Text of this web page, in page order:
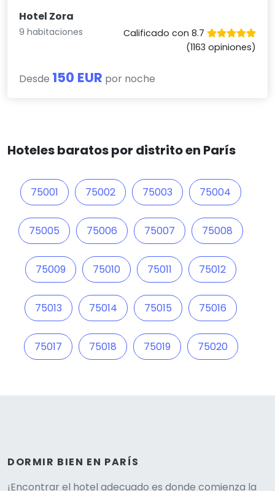
Hotel Zora
9 habitaciones
Calificado con 8.7
(1163 opiniones)
Desde 150 EUR por noche
Hoteles baratos por distrito en París
75001 75002 75003 75004
75005 75006 75007 75008
75009 75010 75011 75012
75013 75014 75015 75016
75017 75018 75019 75020
DORMIR BIEN EN PARÍS
¡Encontrar el hotel adecuado es donde comienza la